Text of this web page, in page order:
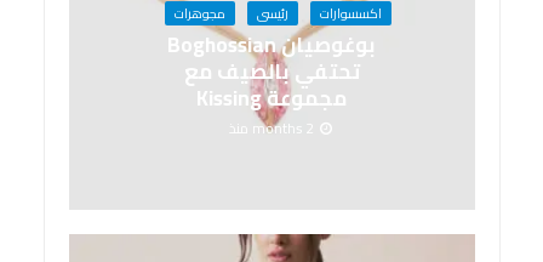
اكسسوارات رئيسى مجوهرات
بوغوصيان Boghossian
تحتفي بالصيف مع
مجموعة Kissing
2 months منذ